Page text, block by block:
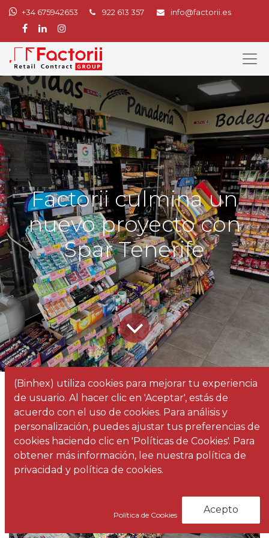
+34 675942653 922 613 357 info@factorii.es
Factorii culmina un
nuevo proyecto con
Spar Tenerife
Todos
los blogs
Noticias
Factorii culmina un nuevo proyecto con Spar Tenerife
(Binhex) utiliza cookies para mejorar tu experiencia
de usuario. Al hacer clic en 'Aceptar', estás de
acuerdo con el uso de cookies. Para análisis y
personalización, puedes ajustar tus preferencias de
cookies haciendo clic en 'Políticas de Cookies'. Para
obtener más información, lee nuestra política de
privacidad y política de cookies.
Política de Cookies Acepto